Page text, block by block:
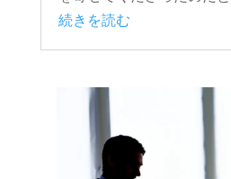
続きを読む